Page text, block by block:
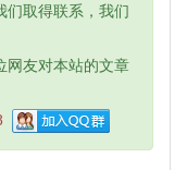
们取得联系，我们
网友对本站的文章